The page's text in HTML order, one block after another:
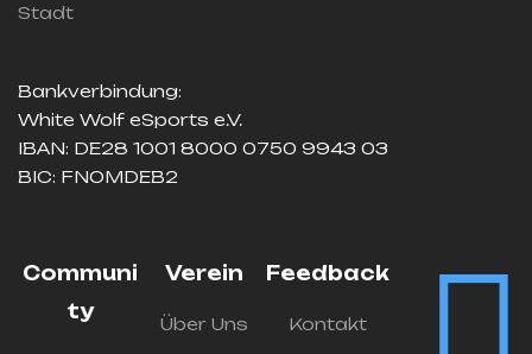
Stadt
Bankverbindung:
White Wolf eSports e.V.
IBAN: DE28 1001 8000 0750 9943 03
BIC: FNOMDEB2
Communi
ty
Verein
Über Uns
Feedback
Kontakt